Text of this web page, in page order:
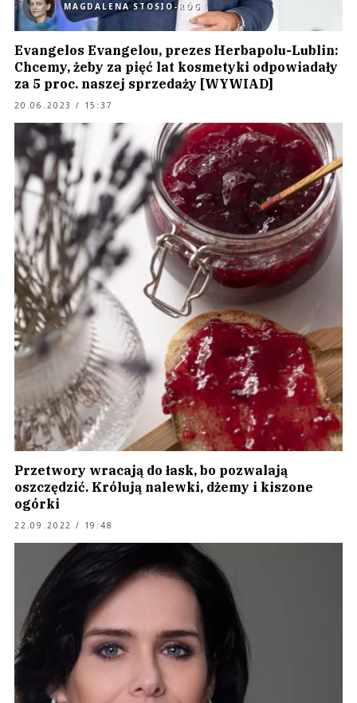
MAGDALENA STOSIO-RÓG
Evangelos Evangelou, prezes Herbapolu-Lublin:
Chcemy, żeby za pięć lat kosmetyki odpowiadały
za 5 proc. naszej sprzedaży [WYWIAD]
20.06.2023 / 15:37
Przetwory wracają do łask, bo pozwalają
oszczędzić. Królują nalewki, dżemy i kiszone
ogórki
22.09.2022 / 19:48